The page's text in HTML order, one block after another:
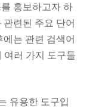
홍보하고자 하
련된 주요 단어
는 관련 검색어
여러 가지 도구들
유용한 도구입